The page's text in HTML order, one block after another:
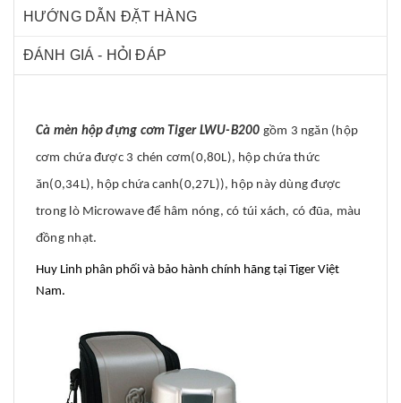
HƯỚNG DẪN ĐẶT HÀNG
ĐÁNH GIÁ - HỎI ĐÁP
Cà mèn hộp đựng cơm Tiger LWU-B200 gồm 3 ngăn (hộp
cơm chứa được 3 chén cơm(0,80L), hộp chứa thức
ăn(0,34L), hộp chứa canh(0,27L)), hộp này dùng được
trong lò Microwave để hâm nóng, có túi xách, có đũa, màu
đồng nhạt.
Huy Linh phân phối và bảo hành chính hãng tại Tiger Việt
Nam.